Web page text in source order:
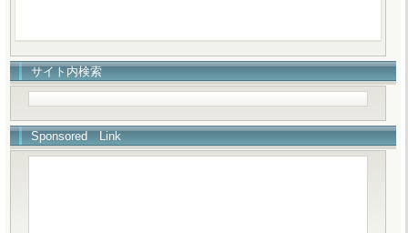
サイト内検索
Sponsored Link